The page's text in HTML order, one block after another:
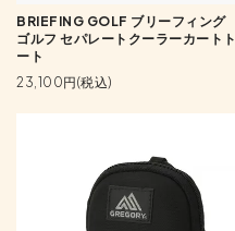
BRIEFING GOLF ブリーフィング
ゴルフ セパレートクーラーカートト
ート
23,100円(税込)